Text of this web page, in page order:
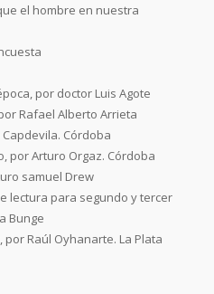
el hombre en nuestra
por doctor Luis Agote
Rafael Alberto Arrieta
Córdoba
por Arturo Orgaz. Córdoba
samuel Drew
lectura para segundo y tercer
Bunge
por Raúl Oyhanarte. La Plata